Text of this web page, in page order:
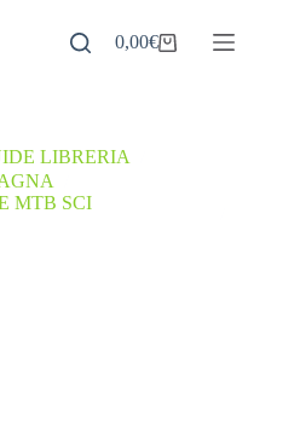
Carrello
0,00€
LIBRERIA
MTB SCI